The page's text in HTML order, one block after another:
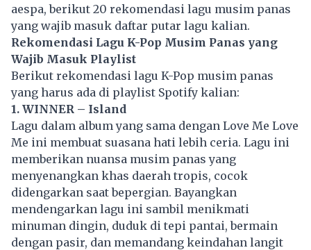
aespa, berikut 20 rekomendasi lagu musim panas
yang wajib masuk daftar putar lagu kalian.
Rekomendasi Lagu K-Pop Musim Panas yang
Wajib Masuk Playlist
Berikut rekomendasi lagu K-Pop musim panas
yang harus ada di playlist Spotify kalian:
1. WINNER – Island
Lagu dalam album yang sama dengan Love Me Love
Me ini membuat suasana hati lebih ceria. Lagu ini
memberikan nuansa musim panas yang
menyenangkan khas daerah tropis, cocok
didengarkan saat bepergian. Bayangkan
mendengarkan lagu ini sambil menikmati
minuman dingin, duduk di tepi pantai, bermain
dengan pasir, dan memandang keindahan langit